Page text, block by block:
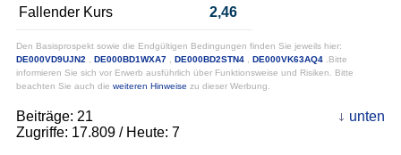
Fallender Kurs 2,46
Den Basisprospekt sowie die Endgültigen Bedingungen finden Sie jeweils hier:
DE000VD9UJN2
DE000BD1WXA7 DE000BD2STN4 DE000VK63AQ4
.Bitte
informieren Sie sich vor Erwerb ausführlich über Funktionsweise und Risiken. Bitte
beachten Sie auch die weiteren Hinweise zu dieser Werbung.
Beiträge: 21
Zugriffe: 17.809 / Heute: 7
unten